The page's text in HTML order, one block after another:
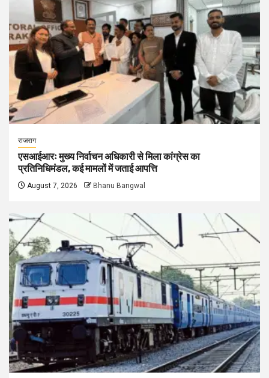
राजराग
एसआईआरः मुख्य निर्वाचन अधिकारी से मिला कांग्रेस का
प्रतिनिधिमंडल, कई मामलों में जताई आपत्ति
August 7, 2026 Bhanu Bangwal